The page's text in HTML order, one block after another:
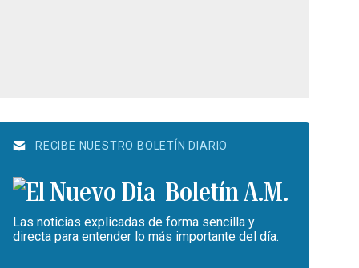
RECIBE NUESTRO BOLETÍN DIARIO
Boletín A.M.
Las noticias explicadas de forma sencilla y
directa para entender lo más importante del día.